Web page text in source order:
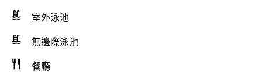
室外泳池
無邊際泳池
餐廳